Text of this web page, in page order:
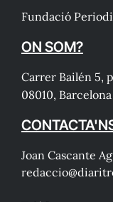
Fundació
ON SOM?
Carrer Bailén 5,
08010, Barcelona
Joan Cascante